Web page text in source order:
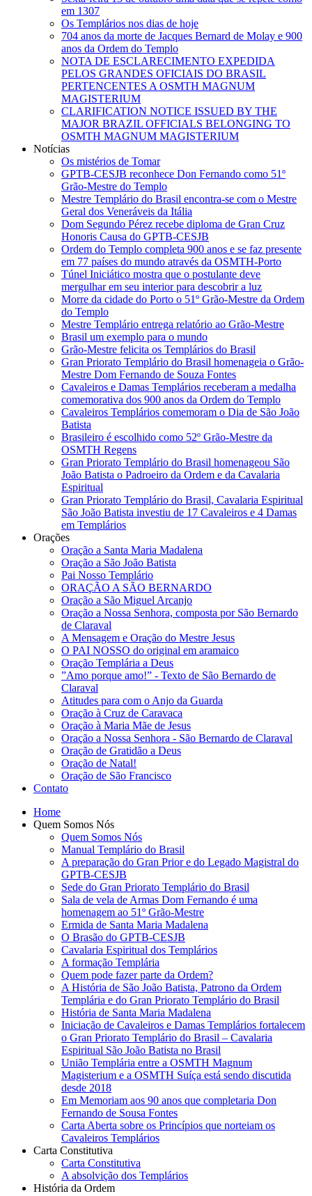
em 1307
Os Templários nos dias de hoje
704 anos da morte de Jacques Bernard de Molay e 900
anos da Ordem do Templo
NOTA DE ESCLARECIMENTO EXPEDIDA
PELOS GRANDES OFICIAIS DO BRASIL
PERTENCENTES A OSMTH MAGNUM
MAGISTERIUM
CLARIFICATION NOTICE ISSUED BY THE
MAJOR BRAZIL OFFICIALS BELONGING TO
OSMTH MAGNUM MAGISTERIUM
Notícias
Os mistérios de Tomar
GPTB-CESJB reconhece Don Fernando como 51º
Grão-Mestre do Templo
Mestre Templário do Brasil encontra-se com o Mestre
Geral dos Veneráveis da Itália
Dom Segundo Pérez recebe diploma de Gran Cruz
Honoris Causa do GPTB-CESJB
Ordem do Templo completa 900 anos e se faz presente
em 77 países do mundo através da OSMTH-Porto
Túnel Iniciático mostra que o postulante deve
mergulhar em seu interior para descobrir a luz
Morre da cidade do Porto o 51º Grão-Mestre da Ordem
do Templo
Mestre Templário entrega relatório ao Grão-Mestre
Brasil um exemplo para o mundo
Grão-Mestre felicita os Templários do Brasil
Gran Priorato Templário do Brasil homenageia o Grão-
Mestre Dom Fernando de Souza Fontes
Cavaleiros e Damas Templários receberam a medalha
comemorativa dos 900 anos da Ordem do Templo
Cavaleiros Templários comemoram o Dia de São João
Batista
Brasileiro é escolhido como 52º Grão-Mestre da
OSMTH Regens
Gran Priorato Templário do Brasil homenageou São
João Batista o Padroeiro da Ordem e da Cavalaria
Espiritual
Gran Priorato Templário do Brasil, Cavalaria Espiritual
São João Batista investiu de 17 Cavaleiros e 4 Damas
em Templários
Orações
Oração a Santa Maria Madalena
Oração a São João Batista
Pai Nosso Templário
ORAÇÃO A SÃO BERNARDO
Oração a São Miguel Arcanjo
Oração a Nossa Senhora, composta por São Bernardo
de Claraval
A Mensagem e Oração do Mestre Jesus
O PAI NOSSO do original em aramaico
Oração Templária a Deus
”Amo porque amo!” - Texto de São Bernardo de
Claraval
Atitudes para com o Anjo da Guarda
Oração à Cruz de Caravaca
Oração à Maria Mãe de Jesus
Oração a Nossa Senhora - São Bernardo de Claraval
Oração de Gratidão a Deus
Oração de Natal!
Oração de São Francisco
Contato
Home
Quem Somos Nós
Quem Somos Nós
Manual Templário do Brasil
A preparação do Gran Prior e do Legado Magistral do
GPTB-CESJB
Sede do Gran Priorato Templário do Brasil
Sala de vela de Armas Dom Fernando é uma
homenagem ao 51º Grão-Mestre
Ermida de Santa Maria Madalena
O Brasão do GPTB-CESJB
Cavalaria Espiritual dos Templários
A formação Templária
Quem pode fazer parte da Ordem?
A História de São João Batista, Patrono da Ordem
Templária e do Gran Priorato Templário do Brasil
História de Santa Maria Madalena
Iniciação de Cavaleiros e Damas Templários fortalecem
o Gran Priorato Templário do Brasil – Cavalaria
Espiritual São João Batista no Brasil
União Templária entre a OSMTH Magnum
Magisterium e a OSMTH Suíça está sendo discutida
desde 2018
Em Memoriam aos 90 anos que completaria Don
Fernando de Sousa Fontes
Carta Aberta sobre os Princípios que norteiam os
Cavaleiros Templários
Carta Constitutiva
Carta Constitutiva
A absolvição dos Templários
História da Ordem